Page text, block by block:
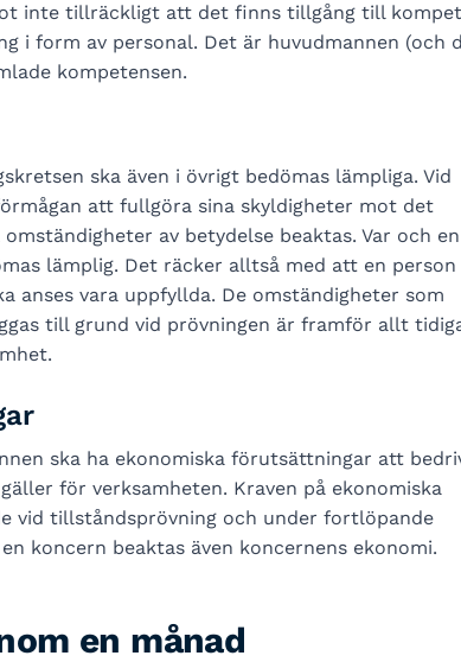
inte tillräckligt att det finns tillgång till
i form av personal. Det är huvudmannen (och
kompetensen.
ska även i övrigt bedömas lämpliga. Vid
att fullgöra sina skyldigheter mot det
av betydelse beaktas. Var och
lämplig. Det räcker alltså med att en person
anses vara uppfyllda. De omständigheter som
till grund vid prövningen är framför allt
ska ha ekonomiska förutsättningar att
för verksamheten. Kraven på ekonomiska
vid tillståndsprövning och under fortlöpande
koncern beaktas även koncernens ekonomi.
en månad